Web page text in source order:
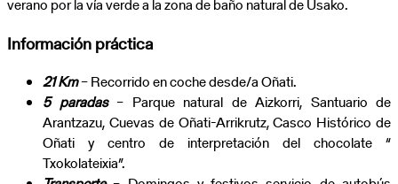
verano por la vía verde a la zona de baño natural de Usako.
Información práctica
21 Km– Recorrido en coche desde/a Oñati.
5 paradas– Parque natural de Aizkorri, Santuario de
Arantzazu, Cuevas de Oñati-Arrikrutz, Casco Histórico de
Oñati y centro de interpretación del chocolate “
Txokolateixia”.